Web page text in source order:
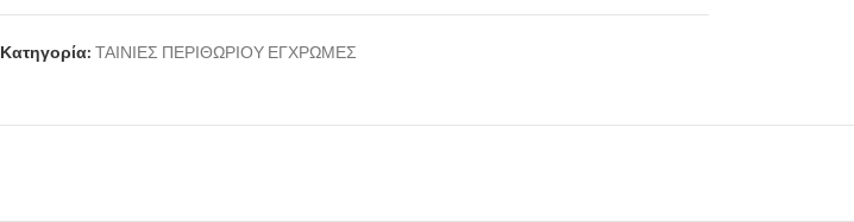
Κατηγορία: ΤΑΙΝΙΕΣ ΠΕΡΙΘΩΡΙΟΥ ΕΓΧΡΩΜΕΣ